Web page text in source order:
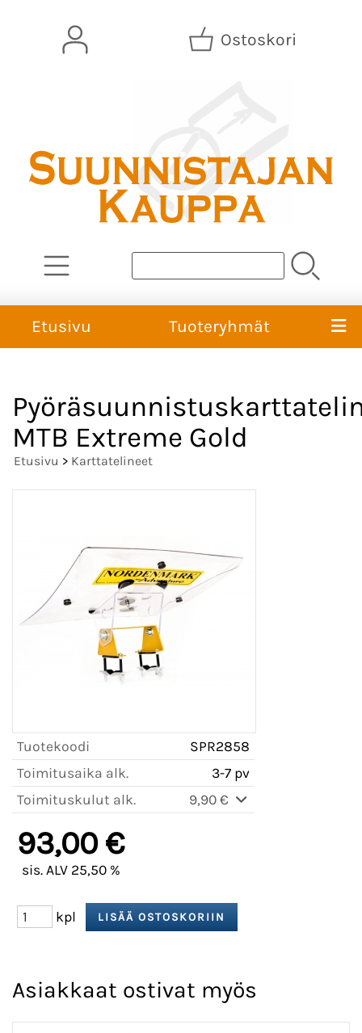
Ostoskori
Etusivu Tuoteryhmät
MTB Extreme Gold
Etusivu > Karttatelineet
Tuotekoodi
SPR2858
Toimitusaika alk.
3-7 pv
Toimituskulut alk.
9,90 €
93,00 €
sis. ALV 25,50 %
kpl
Asiakkaat ostivat myös